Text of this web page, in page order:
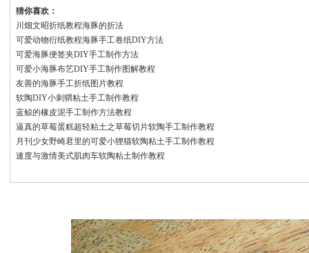
猜你喜欢：
川畑文昭折纸教程海豚的折法
可爱动物衍纸教程海豚手工卷纸DIY方法
可爱海豚便签夹DIY手工制作方法
可爱小海豚布艺DIY手工制作图解教程
友善的海豚手工折纸图片教程
软陶DIY小刺猬粘土手工制作教程
蓝鲸的橡皮泥手工制作方法教程
逼真的草莓蛋糕超轻粘土之草莓切片软陶手工制作教程
月刊少女野崎君里的可爱小狸猫软陶粘土手工制作教程
速度与激情美式肌肉车软陶粘土制作教程